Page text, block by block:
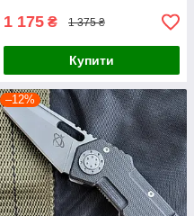
1 175 ₴ 1 375 ₴
Купити
–12%